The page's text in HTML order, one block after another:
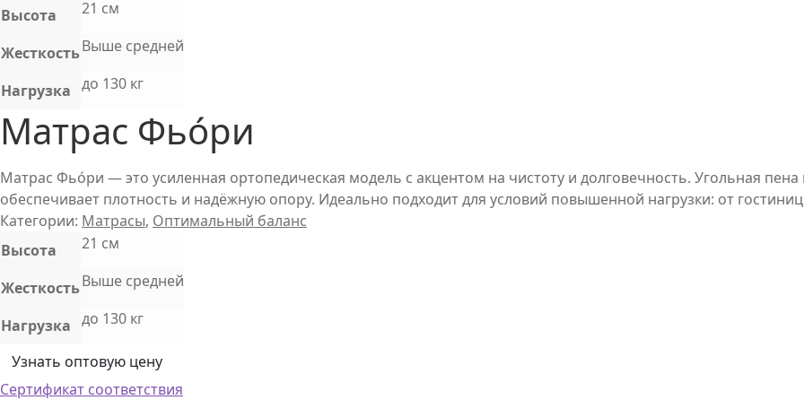
Высота
21 см
ЖесткостьВыше средней
Нагрузка до 130 кг
Матрас Фьо́ри
Матрас Фьо́ри — это усиленная ортопедическая модель с акцентом на чистоту и долговечность. Угольная пена
обеспечивает плотность и надёжную опору. Идеально подходит для условий повышенной нагрузки: от
Категории: Матрасы, Оптимальный баланс
Высота
21 см
ЖесткостьВыше средней
Нагрузка до 130 кг
Узнать оптовую цену
Сертификат соответствия